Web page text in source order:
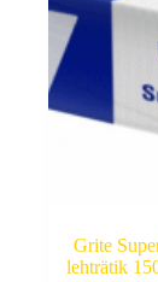
Grite
lehträtik